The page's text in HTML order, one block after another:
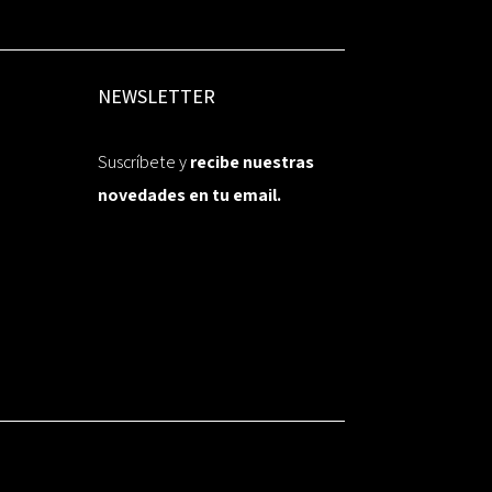
NEWSLETTER
Suscríbete yrecibe nuestras
novedades en tu email.